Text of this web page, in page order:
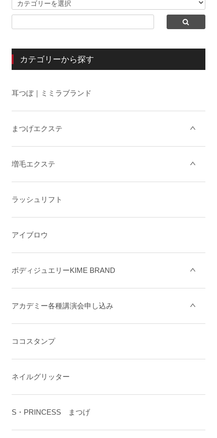
カテゴリーから探す
耳つぼ｜ミミラブランド
まつげエクステ
増毛エクステ
ラッシュリフト
アイブロウ
ボディジュエリーKIME BRAND
アカデミー各種講演会申し込み
ココスタンプ
ネイルグリッター
S・PRINCESS まつげ